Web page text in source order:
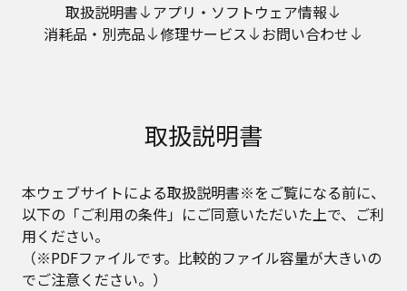
取扱説明書
アプリ・ソフトウェア情報
消耗品・別売品
修理サービス お問い合わせ
取扱説明書
本ウェブサイトによる取扱説明書※をご覧になる前に、
以下の「ご利用の条件」にご同意いただいた上で、ご利
用ください。
（※PDFファイルです。比較的ファイル容量が大きいの
でご注意ください。）